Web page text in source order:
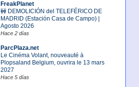
FreakPlanet
🚧 DEMOLICIÓN del TELEFÉRICO DE
MADRID (Estación Casa de Campo) |
Agosto 2026
Hace 2 días
ParcPlaza.net
Le Cinéma Volant, nouveauté à
Plopsaland Belgium, ouvrira le 13 mars
2027
Hace 5 días